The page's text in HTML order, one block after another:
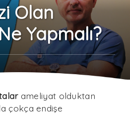
Olan
Yapmalı?
ameliyat olduktan
çokça endişe